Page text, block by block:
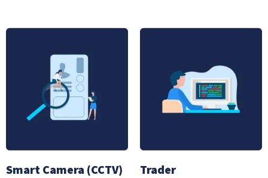
Smart Camera (CCTV) Trader